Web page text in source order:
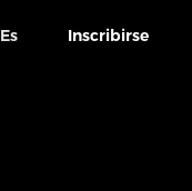
Es Inscribirse